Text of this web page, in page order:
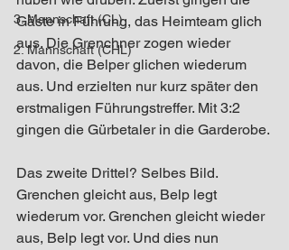
3. Mannschaft (CL)
2. Mannschaft (CHL)
Gäste in Führung, das Heimteam glich
aus. Die Grenchner zogen wieder
davon, die Belper glichen wiederum
aus. Und erzielten nur kurz später den
erstmaligen Führungstreffer. Mit 3:2
gingen die Gürbetaler in die Garderobe.
Das zweite Drittel? Selbes Bild.
Grenchen gleicht aus, Belp legt
wiederum vor. Grenchen gleicht wieder
aus, Belp legt vor. Und dies nun